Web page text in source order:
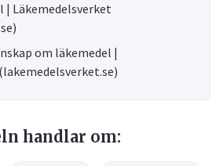
| Läkemedelsverket
om läkemedel |
handlar om: